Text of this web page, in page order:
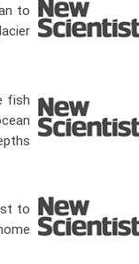
to
fish
to